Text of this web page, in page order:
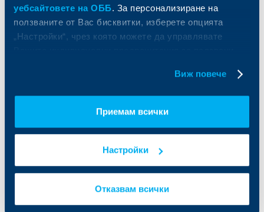
уебсайтовете на ОББ. За персонализиране на
ползваните от Вас бисквитки, изберете опцията
„Настройки“, чрез която можете да управлявате
Виж повече
Приемам всички
Настройки
Отказвам всички
За ОББ
За акционери
Европейско финансиране
Други документи
Новини
Групата на KBC
ОББ Пенсионно осигуряване
ОББ Асет мениджмънт
ОББ Застрахователен брокер
Продажба на имоти
Бисквитки
Защита на личните данни